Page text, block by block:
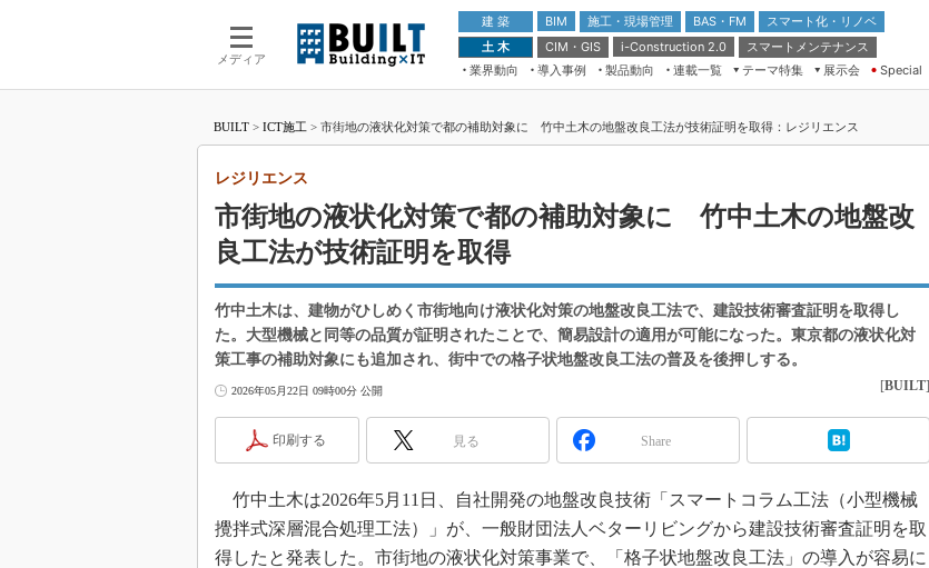
メディア
建 築 BIM 施工・現場管理 BAS・FM
スマート化・リノベ
土 木
CIM・GIS i-Construction 2.0
スマートメンテナンス
業界動向
導入事例 製品動向 連載一覧
テーマ特集
ドローンがもたらす建設業界の“ゲー
ムチェンジ” Ver.2.0
“Society5.0”時代のスマートビル
展示会
第8回 国際 建設・測量展
築・土木・不動産の先端技術展－
メンテナンス・レジリエンスOSAKA
日本 ものづくりワールド 2020
メンテナンス・レジリエンスTOKYO
IGAS2018
Special
BUILT > ICT施工 > 市街地の液状化対策で都の補助対象に 竹中土木の地盤改良工法が技術証明を取得：レジリエンス
市街地の液状化対策で都の補助対象に 竹中土木の地盤改
良工法が技術証明を取得
レジリエンス
竹中土木は、建物がひしめく市街地向け液状化対策の地盤改良工法で、建設技術審査証明を取得し
た。大型機械と同等の品質が証明されたことで、簡易設計の適用が可能になった。東京都の液状化対
策工事の補助対象にも追加され、街中での格子状地盤改良工法の普及を後押しする。
2026年05月22日 09時00分 公開 [BUILT]
印刷する 見る Share
竹中土木は2026年5月11日、自社開発の地盤改良技術「スマートコラム工法（小型機械
攪拌式深層混合処理工法）」が、一般財団法人ベターリビングから建設技術審査証明を取
得したと発表した。市街地の液状化対策事業で、「格子状地盤改良工法」の導入が容易に